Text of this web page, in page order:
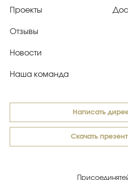
Проекты
Отзывы
Новости
Наша команда
Написать
Скачать